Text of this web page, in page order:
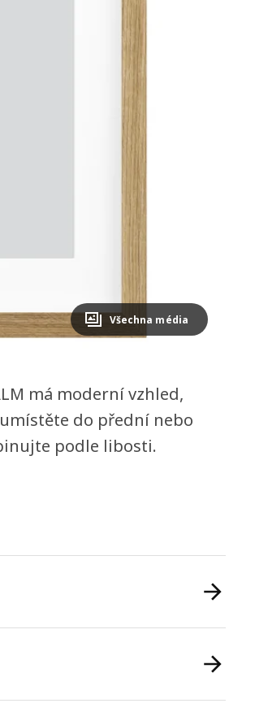
Všechna média
má moderní vzhled,
do přední nebo
podle libosti.